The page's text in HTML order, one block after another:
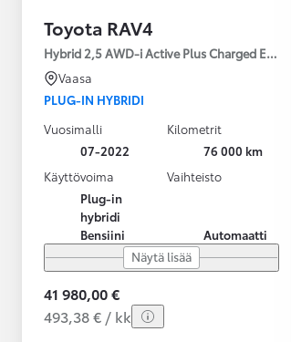
Toyota RAV4
Hybrid 2,5 AWD-i Active Plus Charged Edition
Vaasa
PLUG-IN HYBRIDI
Vuosimalli
07-2022
Kilometrit
76 000 km
Käyttövoima
Plug-in
hybridi
Bensiini
Vaihteisto
Automaatti
Näytä lisää
41 980,00 €
493,38 € / kk